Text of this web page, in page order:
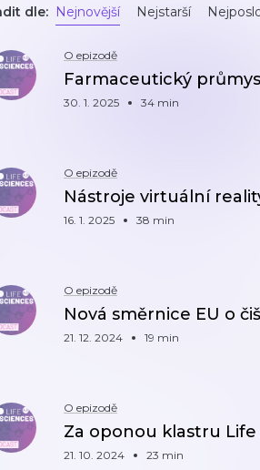
dle: Nejnovější Nejstarší
O epizodě
Farmaceutický
30. 1. 2025 34 min
O epizodě
Nástroje virtuální
16. 1. 2025 38 min
O epizodě
Nová směrnice EU o
21. 12. 2024 19 min
O epizodě
Za oponou klastru Life
21. 10. 2024 23 min